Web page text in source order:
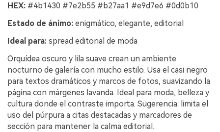
HEX: #4b1430 #7e2b55 #b27aa1 #e9d7e6 #0d0b10
Estado de ánimo: enigmático, elegante, editorial
Ideal para: spread editorial de moda
Orquídea oscuro y lila suave crean un ambiente
nocturno de galería con mucho estilo. Usa el casi negro
para textos dramáticos y marcos de fotos, suavizando la
página con márgenes lavanda. Ideal para moda, belleza y
cultura donde el contraste importa. Sugerencia: limita el
uso del púrpura a citas destacadas y marcadores de
sección para mantener la calma editorial.